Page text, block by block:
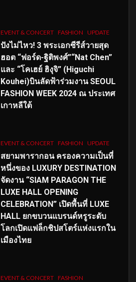
EVENT & CONCERT FASHION UPDATE
ปังไม่ไหว! 3 พระเอกซีรีส์วายสุด
ฮอต “ฟอร์ด-ฐิติพงศ์”“Nat Chen”
และ “โคเฮย์ ฮิงุจิ” (Higuchi
Kouhei)บินลัดฟ้าร่วมงาน SEOUL
FASHION WEEK 2024 ณ ประเทศ
เกาหลีใต้
EVENT & CONCERT FASHION UPDATE
สยามพารากอน ครองความเป็นที่
หนึ่งของ LUXURY DESTINATION
จัดงาน “SIAM PARAGON THE
LUXE HALL OPENING
CELEBRATION” เปิดพื้นที่ LUXE
HALL ยกขบวนแบรนด์หรูระดับ
โลกเปิดแฟล็กชิปสโตร์แห่งแรกใน
เมืองไทย
EVENT & CONCERT FASHION